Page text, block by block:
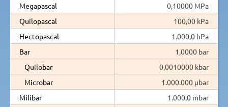
Megapascal
0,10000 MPa
Quilopascal
100,00 kPa
Hectopascal
1.000,0 hPa
Bar
1,0000 bar
Quilobar
0,0010000 kbar
Microbar
1.000.000 µbar
Milibar
1.000,0 mbar